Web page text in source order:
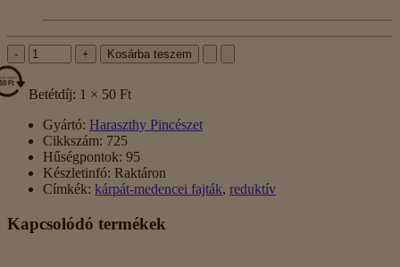
- + Kosárba teszem
Betétdíj: 1 × 50 Ft
Gyártó: Haraszthy Pincészet
Cikkszám: 725
Hűségpontok: 95
Készletinfó: Raktáron
Címkék: kárpát-medencei fajták, reduktív
Kapcsolódó termékek